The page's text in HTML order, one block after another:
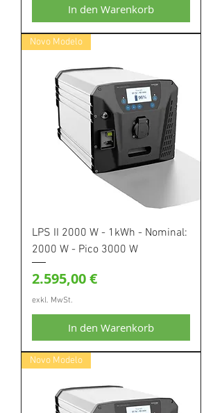
In den Warenkorb
Novo Modelo
LPS II 2000 W - 1kWh - Nominal:
2000 W - Pico 3000 W
Preis
2.595,00 €
exkl. MwSt.
In den Warenkorb
Novo Modelo